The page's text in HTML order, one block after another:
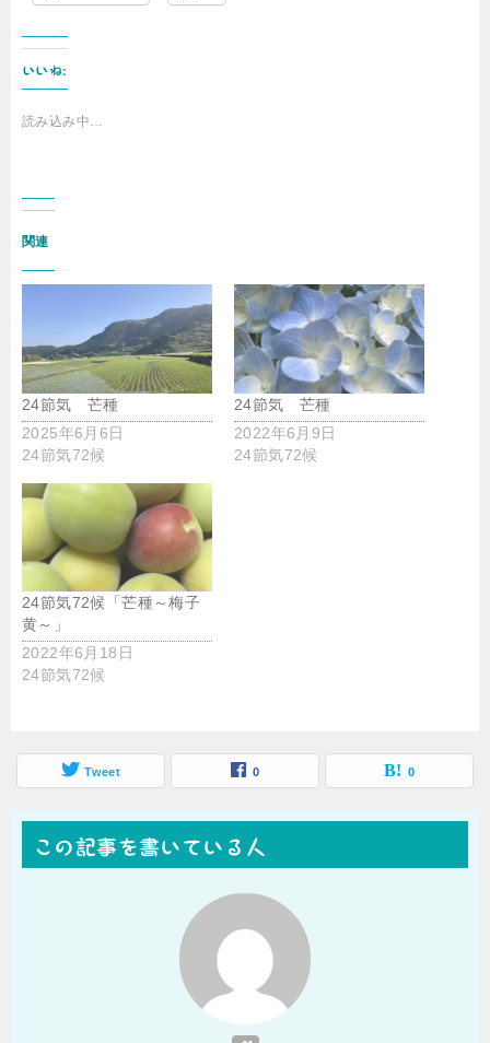
いいね:
読み込み中…
関連
24節気 芒種
2025年6月6日
24節気72候
24節気 芒種
2022年6月9日
24節気72候
24節気72候「芒種～梅子
黄～」
2022年6月18日
24節気72候
Tweet 0 0
この記事を書いている人